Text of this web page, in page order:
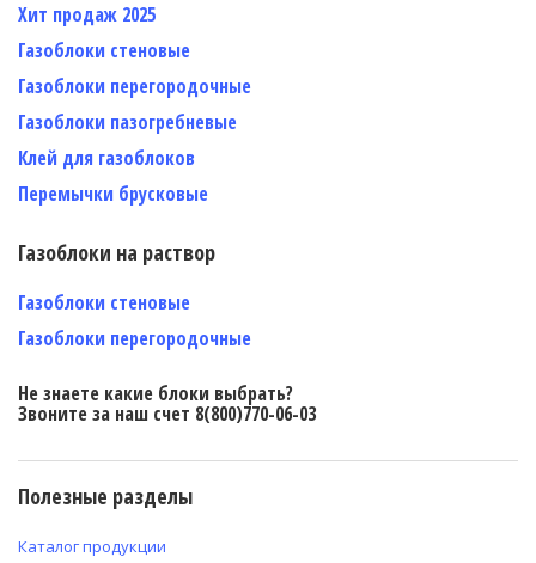
Хит продаж 2025
Газоблоки стеновые
Газоблоки перегородочные
Газоблоки пазогребневые
Клей для газоблоков
Перемычки брусковые
Газоблоки на раствор
Газоблоки стеновые
Газоблоки перегородочные
Не знаете какие блоки выбрать?
Звоните за наш счет 8(800)770-06-03
Полезные разделы
Каталог продукции